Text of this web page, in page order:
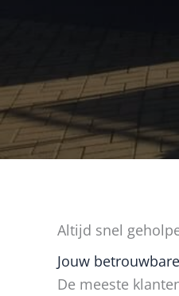
Altijd snel
Jouw
De meeste